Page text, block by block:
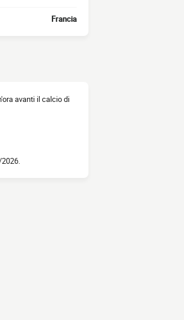
Francia
avanti il calcio di